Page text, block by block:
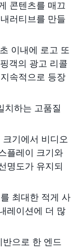
콘텐츠를 매끄
러티브를 만들
이내에 로고 또
객의 광고 리콜
속적으로 등장
치하는 고품질
기에서 비디오
플레이 크기와
명도가 유지되
최대한 적게 사
레이션에 더 많
으로 한 엔드